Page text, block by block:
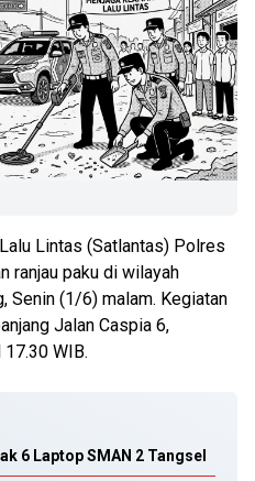
Lintas (Satlantas) Polres
ranjau paku di wilayah
Senin (1/6) malam. Kegiatan
Jalan Caspia 6,
WIB.
6 Laptop SMAN 2 Tangsel